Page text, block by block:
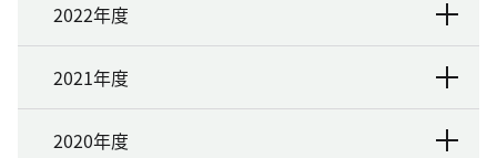
2022年度
2021年度
2020年度